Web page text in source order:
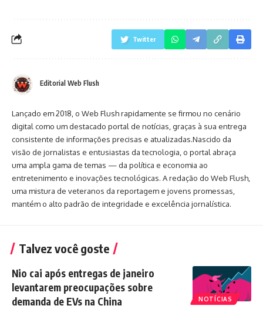
Twitter
Editorial Web Flush
Lançado em 2018, o Web Flush rapidamente se firmou no cenário
digital como um destacado portal de notícias, graças à sua entrega
consistente de informações precisas e atualizadas.Nascido da
visão de jornalistas e entusiastas da tecnologia, o portal abraça
uma ampla gama de temas — da política e economia ao
entretenimento e inovações tecnológicas. A redação do Web Flush,
uma mistura de veteranos da reportagem e jovens promessas,
mantém o alto padrão de integridade e excelência jornalística.
Talvez você goste
NOTÍCIAS
Nio cai após entregas de janeiro
levantarem preocupações sobre
demanda de EVs na China